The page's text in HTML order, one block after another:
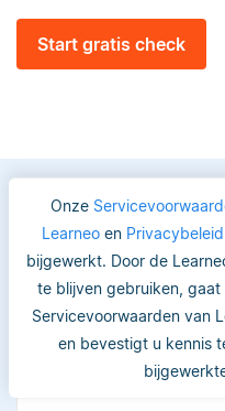
Onze
Learneoen Privacybeleid
bijgewerkt. Door de
te blijven gebruiken,
Servicevoorwaarden van
en bevestigt u kennis
Start gratis check
studenten